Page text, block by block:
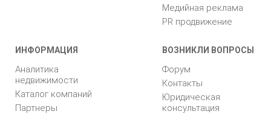
Медийная реклама
PR продвижение
ИНФОРМАЦИЯ
Аналитика
недвижимости
Каталог компаний
Партнеры
ВОЗНИКЛИ ВОПРОСЫ
Форум
Контакты
Юридическая
консультация